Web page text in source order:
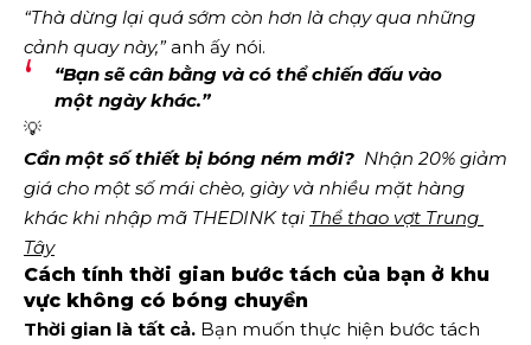
“Thà dừng lại quá sớm còn hơn là chạy qua những
cảnh quay này,”anh ấy nói.
“Bạn sẽ cân bằng và có thể chiến đấu vào
một ngày khác.”
💡
Cần một số thiết bị bóng ném mới?
  Nhận 20% giảm
giá cho một số mái chèo, giày và nhiều mặt hàng
khác khi nhập mã THEDINK tại Thể thao vợt Trung
Tây
Cách tính thời gian bước tách của bạn ở khu
vực không có bóng chuyền
Thời gian là tất cả. Bạn muốn thực hiện bước tách